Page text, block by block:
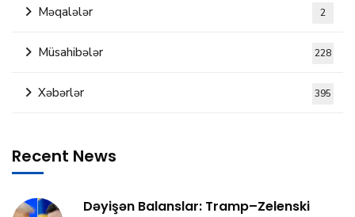
Məqalələr 2
Müsahibələr 228
Xəbərlər 395
Recent News
Dəyişən Balanslar: Tramp–Zelenski